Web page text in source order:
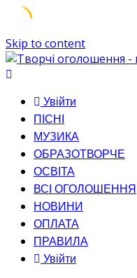
Skip to content
Увійти
ПІСНІ
МУЗИКА
ОБРАЗОТВОРЧЕ
ОСВІТА
ВСІ ОГОЛОШЕННЯ
НОВИНИ
ОПЛАТА
ПРАВИЛА
Увійти